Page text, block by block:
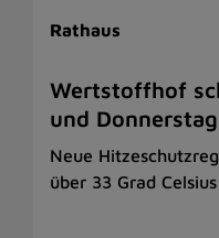
Rathaus
Wertstoffhof
und
Neue
über 33 Grad Celsius